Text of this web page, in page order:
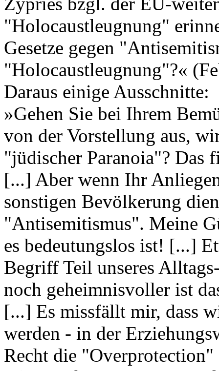
"Holocaustleugnung"
Gesetze gegen
"Holocaustleugnung"?«
Daraus einige Ausschnitte:
»Gehen Sie bei Ihrem
von der Vorstellung aus,
"jüdischer Paranoia"?
[...] Aber wenn Ihr
sonstigen Bevölkerung
"Antisemitismus". Meine
es bedeutungslos ist! [...]
Begriff Teil unseres
noch geheimnisvoller ist
[...] Es missfällt mir, dass
werden - in der
Recht die "Overprotection"